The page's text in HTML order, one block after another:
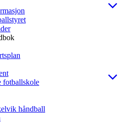
fotballskole
håndball